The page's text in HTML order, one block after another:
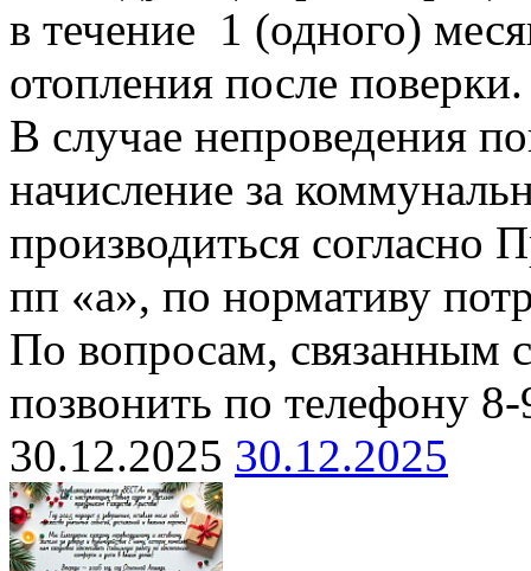
в течение 1 (одного)
отопления после поверки.
В случае непроведения
начисление за
производиться
пп «а», по нормативу
По вопросам, связанным
позвонить по телефону
30.12.2025 30.12.2025